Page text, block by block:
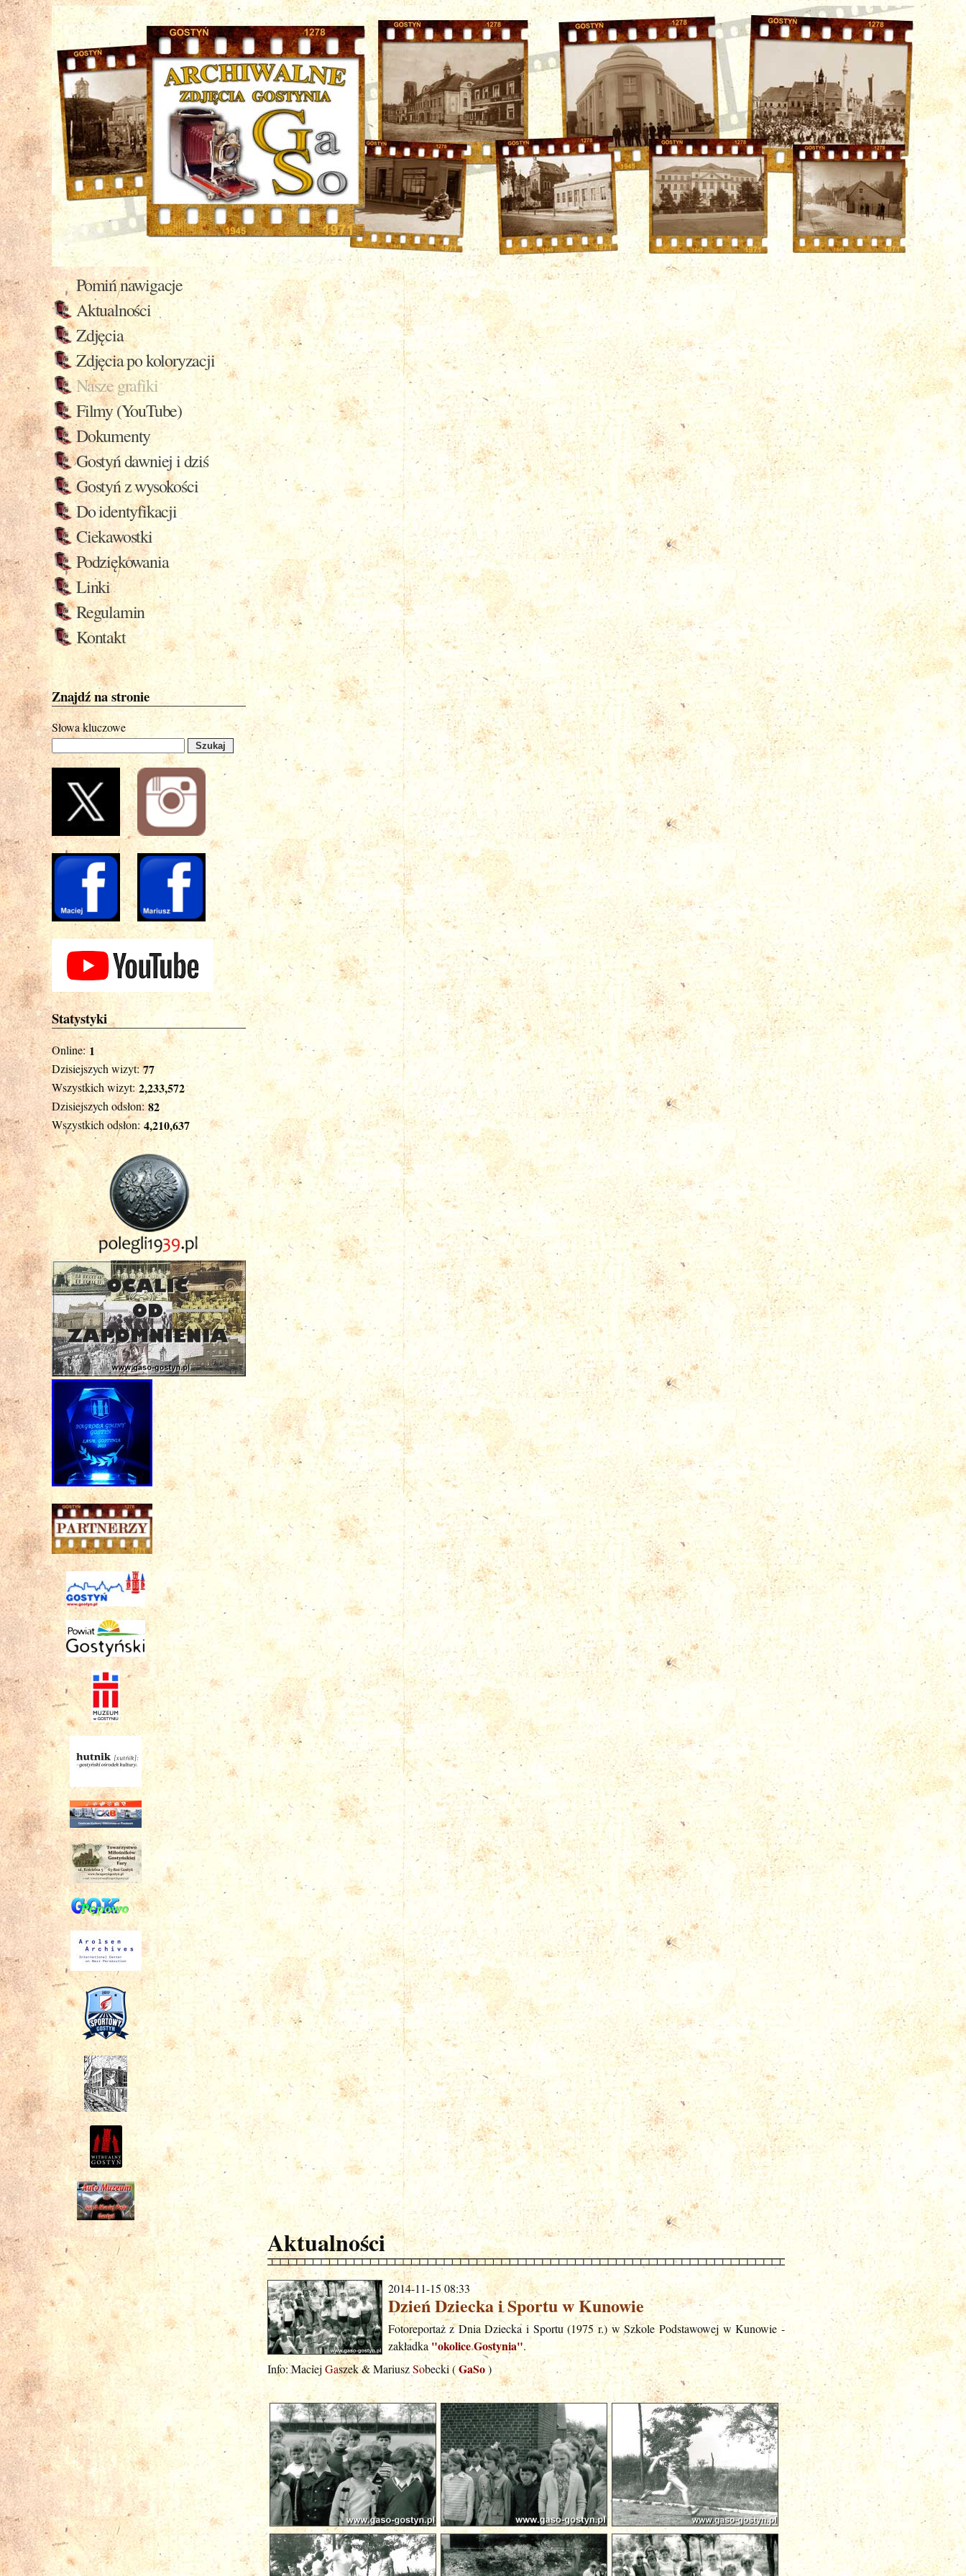
Pomiń nawigacje
Aktualności
Zdjęcia
Zdjęcia po koloryzacji
Nasze grafiki
Filmy (YouTube)
Dokumenty
Gostyń dawniej i dziś
Gostyń z wysokości
Do identyfikacji
Ciekawostki
Podziękowania
Linki
Regulamin
Kontakt
Znajdź na stronie
Słowa kluczowe
Statystyki
Online: 1
Dzisiejszych wizyt: 77
Wszystkich wizyt: 2,233,572
Dzisiejszych odsłon: 82
Wszystkich odsłon: 4,210,637
Aktualności
2014-11-15 08:33
Dzień Dziecka i Sportu w Kunowie
Fotoreportaż z Dnia Dziecka i Sportu (1975 r.) w Szkole Podstawowej w Kunowie -
zakładka "okolice Gostynia".
Info: Maciej Gaszek & MariuszSobecki (GaSo)